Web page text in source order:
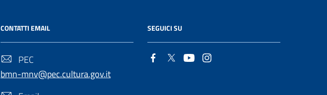
CONTATTI EMAIL
PEC
bmn-mnv@pec.cultura.gov.it
SEGUICI SU